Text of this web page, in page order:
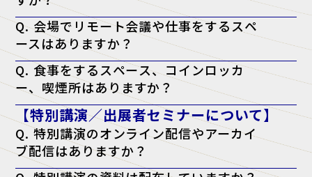
A. 開催日の前週に、公式サイトにて公開予定です。
Q. 会場でリモート会議や仕事をするスペ
ースはありますか？
A. はい。会場内に無料の「テレワークラウンジ」をご用意しておりま
すので、そちらをご利用ください。
Q. 食事をするスペース、コインロッカ
ー、喫煙所はありますか？
A. はい。会場となる施設内に、飲食店・コンビニ・コインロッカー・
喫煙所がございます。詳しくは会場施設のウェブサイトをご確認くださ
い。【特別講演／出展者セミナーについて】
Q. 特別講演のオンライン配信やアーカイ
ブ配信はありますか？
A. 申し訳ございませんが、配信は行っておりません。当日、現地会場